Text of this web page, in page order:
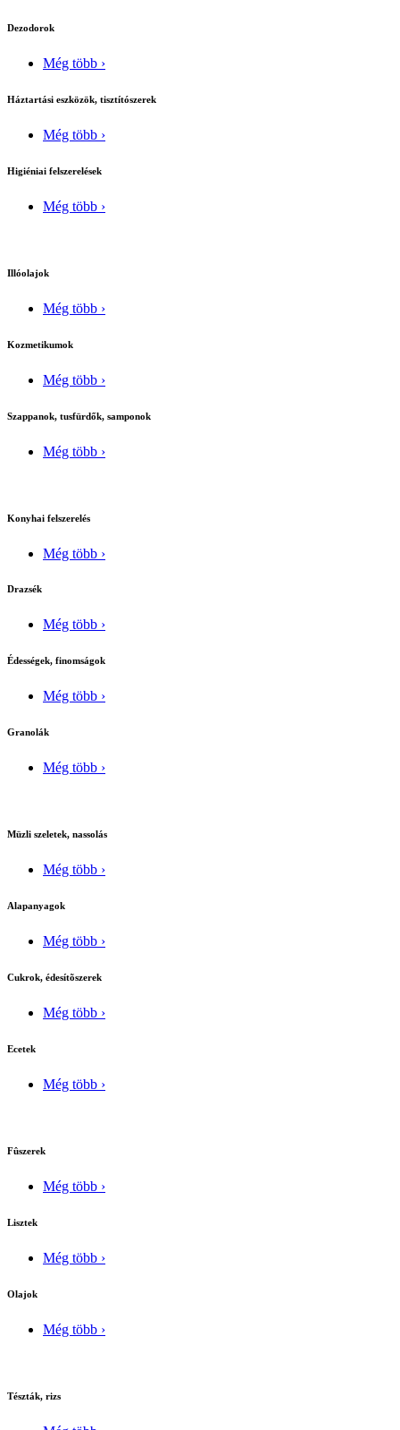
Dezodorok
Még több ›
Háztartási eszközök, tisztítószerek
Még több ›
Higiéniai felszerelések
Még több ›
Illóolajok
Még több ›
Kozmetikumok
Még több ›
Szappanok, tusfürdők, samponok
Még több ›
Konyhai felszerelés
Még több ›
Drazsék
Még több ›
Édességek, finomságok
Még több ›
Granolák
Még több ›
Müzli szeletek, nassolás
Még több ›
Alapanyagok
Még több ›
Cukrok, édesítõszerek
Még több ›
Ecetek
Még több ›
Fûszerek
Még több ›
Lisztek
Még több ›
Olajok
Még több ›
Tészták, rizs